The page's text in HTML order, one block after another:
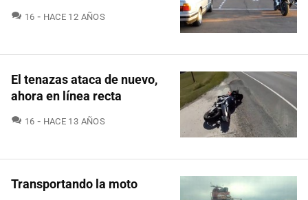
16 COMENTARIOS
HACE 12 AÑOS
El tenazas ataca de nuevo,
ahora en línea recta
16 COMENTARIOS
HACE 13 AÑOS
Transportando la moto